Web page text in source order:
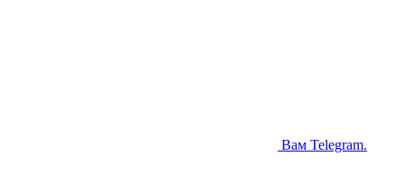
Вам Telegram.